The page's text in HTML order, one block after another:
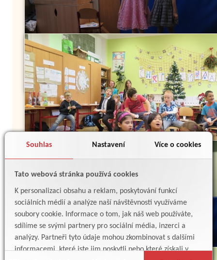
Souhlas Nastavení Více o cookies
Tato webová stránka používá cookies
K personalizaci obsahu a reklam, poskytování funkcí
sociálních médií a analýze naší návštěvnosti využíváme
soubory cookie. Informace o tom, jak náš web používáte,
sdílíme se svými partnery pro sociální média, inzerci a
analýzy. Partneři tyto údaje mohou zkombinovat s dalšími
informacemi, které jste jim poskytli nebo které získali v